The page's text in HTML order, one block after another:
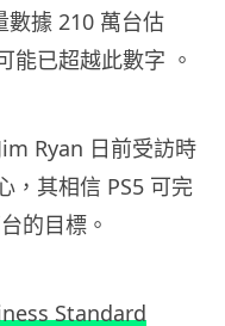
據 210 萬台估
能已超越此數字 。
Ryan 日前受訪時
，其相信 PS5 可完
的目標。
Standard